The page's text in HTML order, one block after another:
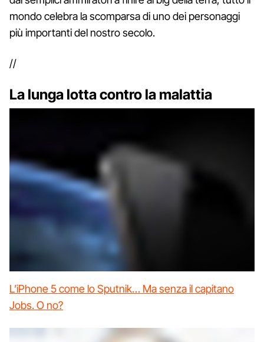
mondo celebra la scomparsa di uno dei personaggi
più importanti del nostro secolo.
//
La lunga lotta contro la malattia
L’iPhone 5 come lo Sputnik… Ma senza il capitano
Jobs. O no?